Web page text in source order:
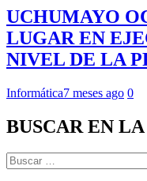
UCHUMAYO
LUGAR EN
NIVEL DE LA
Informática7 meses ago 0
BUSCAR EN
Buscar: